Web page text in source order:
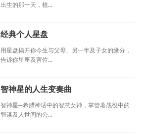
出生的那一天，植...
经典个人星盘
用星盘揭开你今生与父母、另一半及子女的缘分，
告诉你星座及宫位...
智神星的人生变奏曲
智神星─希腊神话中的智慧女神，掌管著战役中的
智谋及人世间的公...